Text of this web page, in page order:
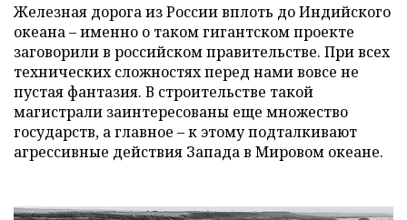
Железная дорога из России вплоть до Индийского
океана – именно о таком гигантском проекте
заговорили в российском правительстве. При всех
технических сложностях перед нами вовсе не
пустая фантазия. В строительстве такой
магистрали заинтересованы еще множество
государств, а главное – к этому подталкивают
агрессивные действия Запада в Мировом океане.